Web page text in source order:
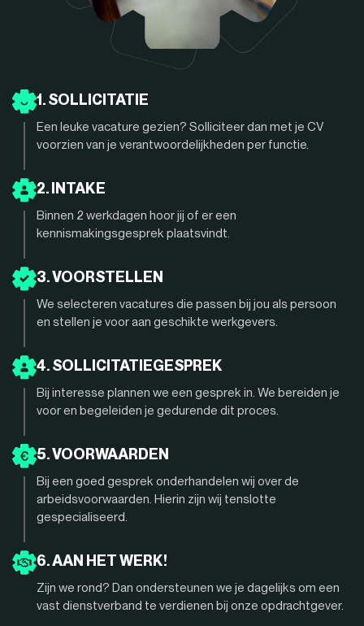
1. SOLLICITATIE
Een leuke vacature gezien? Solliciteer dan met je CV
voorzien van je verantwoordelijkheden per functie.
2. INTAKE
Binnen 2 werkdagen hoor jij of er een
kennismakingsgesprek plaatsvindt.
3. VOORSTELLEN
We selecteren vacatures die passen bij jou als persoon
en stellen je voor aan geschikte werkgevers.
4. SOLLICITATIEGESPREK
Bij interesse plannen we een gesprek in. We bereiden je
voor en begeleiden je gedurende dit proces.
5. VOORWAARDEN
Bij een goed gesprek onderhandelen wij over de
arbeidsvoorwaarden. Hierin zijn wij tenslotte
gespecialiseerd.
6. AAN HET WERK!
Zijn we rond? Dan ondersteunen we je dagelijks om een
vast dienstverband te verdienen bij onze opdrachtgever.